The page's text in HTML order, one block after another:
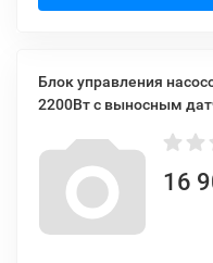
Блок управления
2200Вт с выносным
16